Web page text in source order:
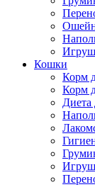
Кошки
Корм
Корм
Диета